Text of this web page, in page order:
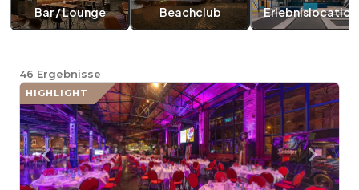
Bar / Lounge Beachclub Erlebnislocation
46 Ergebnisse
HIGHLIGHT